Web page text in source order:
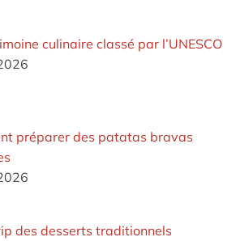
culinaire classé par l’UNESCO
préparer des patatas bravas
des desserts traditionnels